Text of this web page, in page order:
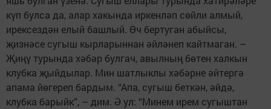
күп булса да, алар хакында иркенләп сөйли алмый,
ирексездән елый башлый. Өч бертуган абыйсы,
җизнәсе сугыш кырларыннан әйләнеп кайтмаган. –
Җиңү турында хәбәр булгач, авылның бөтен халкын
клубка җыйдылар. Мин шатлыклы хәбәрне әйтергә
апама йөгереп бардым. “Апа, сугыш беткән, әйдә,
клубка барыйк”, – дим. Ә ул: “Минем ирем сугыштан